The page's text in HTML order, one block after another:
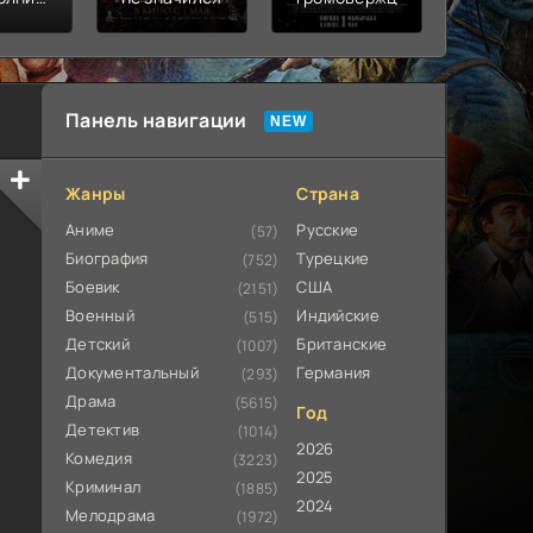
Панель навигации
Жанры
Аниме (57)
Биография (752)
Боевик (2151)
Военный (515)
Детский (1007)
Документальный (293)
Драма (5615)
Детектив (1014)
Комедия (3223)
Криминал (1885)
Мелодрама (1972)
Страна
Русские
Турецкие
США
Индийские
Британские
Германия
Год
2026
2025
2024